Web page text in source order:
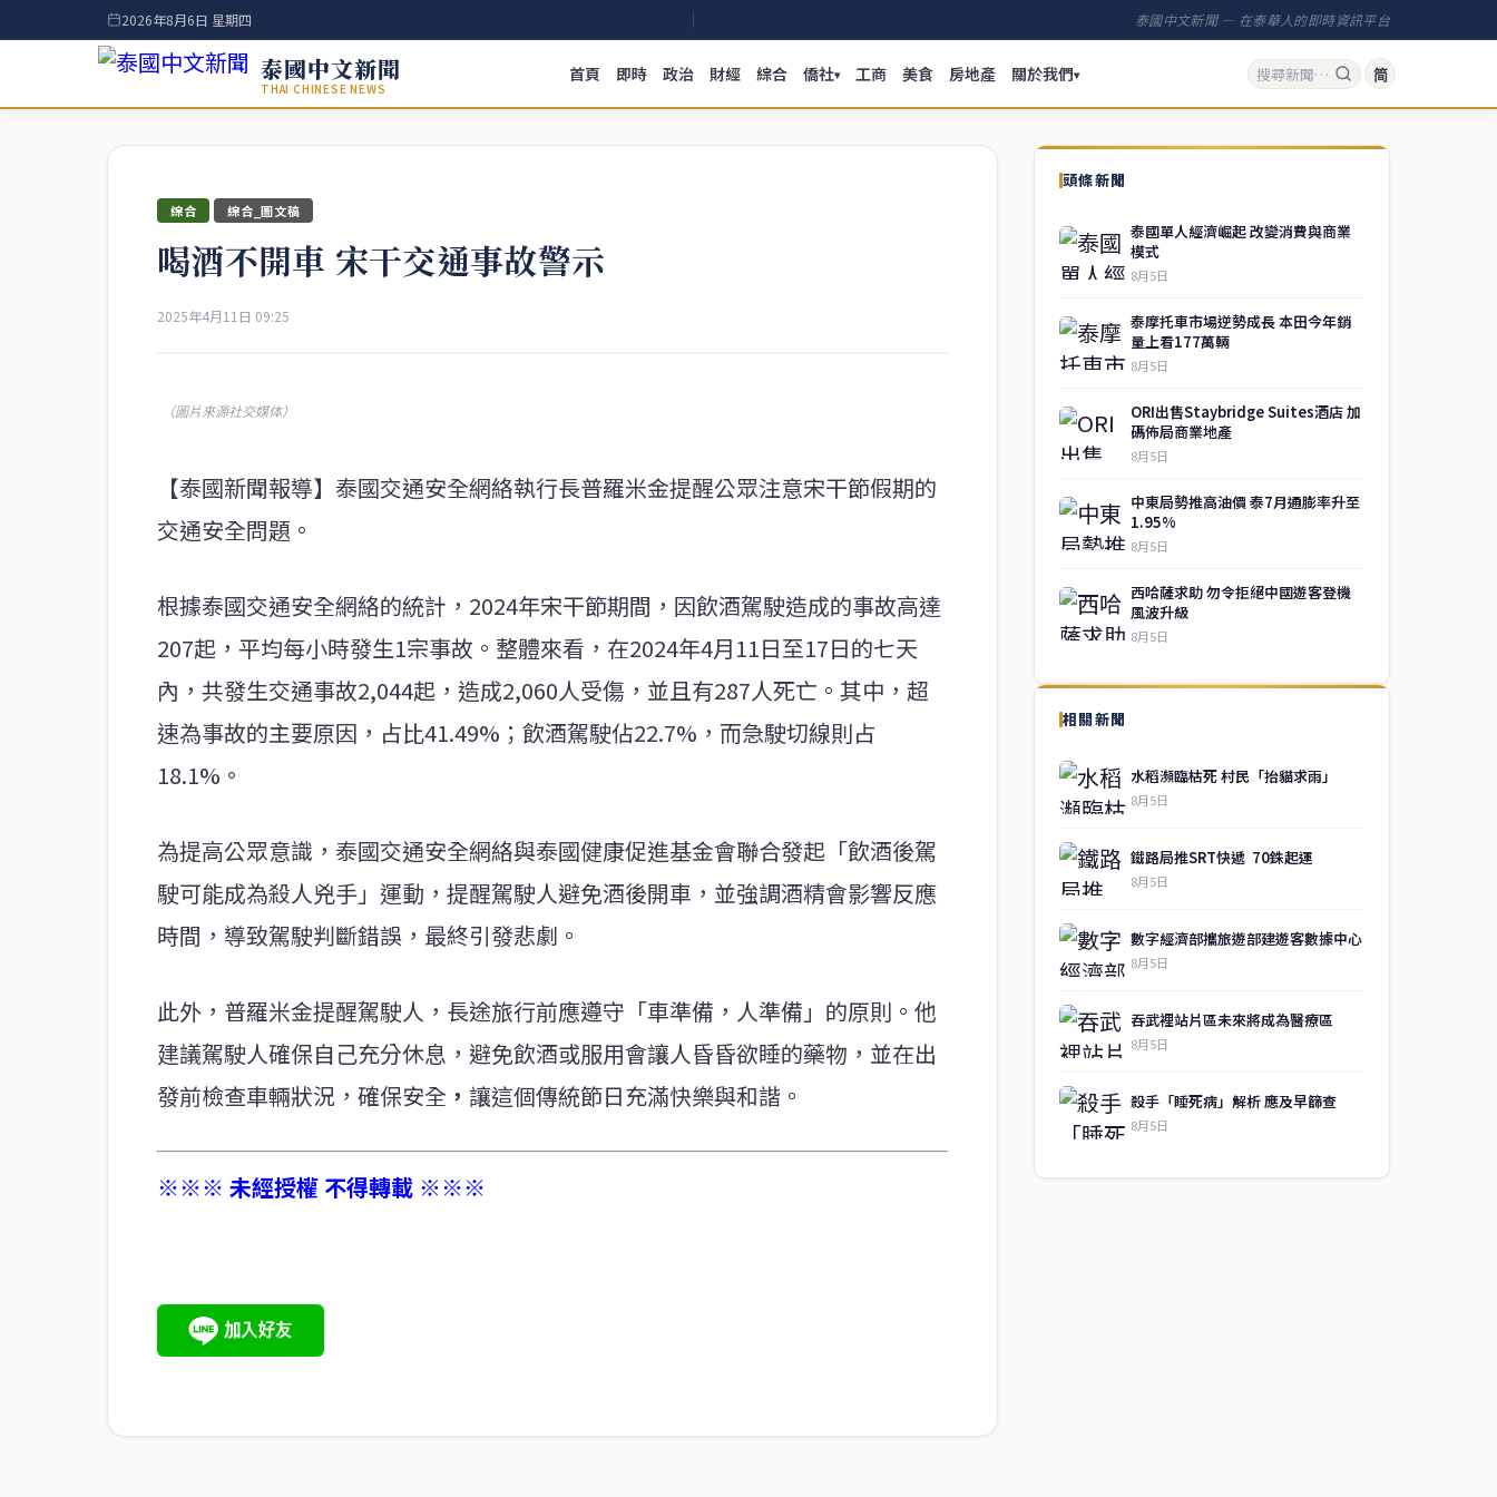
2026年8月6日 星期四 泰國中文新聞 — 在泰華人的即時資訊平台
泰國中文新聞
THAI CHINESE NEWS
首頁 即時 政治 財經 綜合 僑社▾ 工商 美食 房地產 關於我們▾ 简
綜合 綜合_圖文稿
喝酒不開車 宋干交通事故警示
2025年4月11日 09:25
（圖片來源社交媒体）
【泰國新聞報導】泰國交通安全網絡執行長普羅米金提醒公眾注意宋干節假期的
交通安全問題。
根據泰國交通安全網絡的統計，2024年宋干節期間，因飲酒駕駛造成的事故高達
207起，平均每小時發生1宗事故。整體來看，在2024年4月11日至17日的七天
內，共發生交通事故2,044起，造成2,060人受傷，並且有287人死亡。其中，超
速為事故的主要原因，占比41.49%；飲酒駕駛佔22.7%，而急駛切線則占
18.1%。
為提高公眾意識，泰國交通安全網絡與泰國健康促進基金會聯合發起「飲酒後駕
駛可能成為殺人兇手」運動，提醒駕駛人避免酒後開車，並強調酒精會影響反應
時間，導致駕駛判斷錯誤，最終引發悲劇。
此外，普羅米金提醒駕駛人，長途旅行前應遵守「車準備，人準備」的原則。他
建議駕駛人確保自己充分休息，避免飲酒或服用會讓人昏昏欲睡的藥物，並在出
發前檢查車輛狀況，確保安全 ， 讓這個傳統節日充滿快樂與和諧。
※※※ 未經授權 不得轉載 ※※※
頭條新聞
泰國單人經濟崛起 改變消費與商業
模式
8月5日
泰摩托車市場逆勢成長 本田今年銷
量上看177萬輛
8月5日
ORI出售Staybridge Suites酒店 加
碼佈局商業地產
8月5日
中東局勢推高油價 泰7月通膨率升至
1.95%
8月5日
西哈薩求助 勿令拒絕中國遊客登機
風波升級
8月5日
相關新聞
水稻瀕臨枯死 村民「抬貓求雨」
8月5日
鐵路局推SRT快遞 70銖起運
8月5日
數字經濟部攜旅遊部建遊客數據中心
8月5日
吞武裡站片區未來將成為醫療區
8月5日
殺手「睡死病」解析 應及早篩查
8月5日
關於我們
泰國當地政治、經濟、華人社群與社會時事，為在泰華人讀者提供即